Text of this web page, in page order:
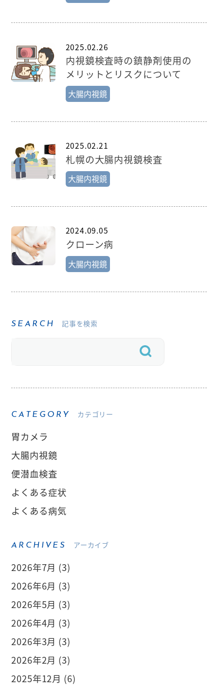
2025.02.26
内視鏡検査時の鎮静剤使用の
メリットとリスクについて
大腸内視鏡
2025.02.21
札幌の大腸内視鏡検査
大腸内視鏡
2024.09.05
クローン病
大腸内視鏡
SEARCH 記事を検索
CATEGORY カテゴリー
胃カメラ
大腸内視鏡
便潜血検査
よくある症状
よくある病気
ARCHIVES アーカイブ
2026年7月 (3)
2026年6月 (3)
2026年5月 (3)
2026年4月 (3)
2026年3月 (3)
2026年2月 (3)
2025年12月 (6)